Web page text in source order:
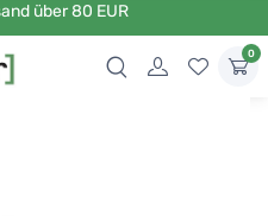
über 80 EUR
0